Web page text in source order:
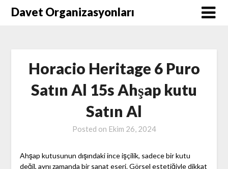
SkipDavet Organizasyonları
Horacio Heritage 6 Puro
Satın Al 15s Ahşap kutu
Satın Al
Posted on Ekim 26, 2024
Ahşap kutusunun dışındaki ince işçilik, sadece bir kutu
değil, aynı zamanda bir sanat eseri. Görsel estetiğiyle dikkat